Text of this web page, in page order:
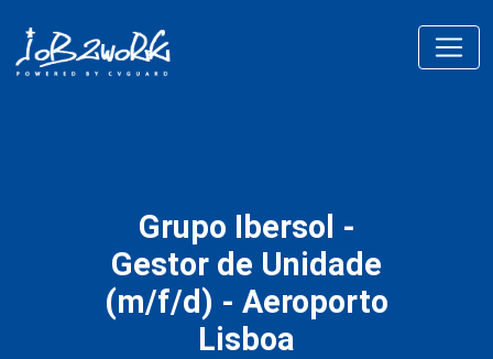
Grupo Ibersol -
Gestor de Unidade
(m/f/d) - Aeroporto
Lisboa